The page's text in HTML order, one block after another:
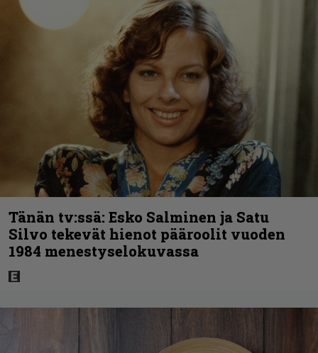
Tänän tv:ssä: Esko Salminen ja Satu
Silvo tekevät hienot pääroolit vuoden
1984 menestyselokuvassa